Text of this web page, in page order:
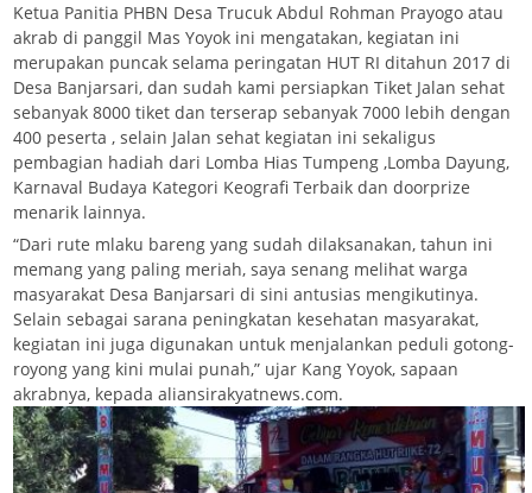
Ketua Panitia PHBN Desa Trucuk Abdul Rohman Prayogo atau
akrab di panggil Mas Yoyok ini mengatakan, kegiatan ini
merupakan puncak selama peringatan HUT RI ditahun 2017 di
Desa Banjarsari, dan sudah kami persiapkan Tiket Jalan sehat
sebanyak 8000 tiket dan terserap sebanyak 7000 lebih dengan
400 peserta , selain Jalan sehat kegiatan ini sekaligus
pembagian hadiah dari Lomba Hias Tumpeng ,Lomba Dayung,
Karnaval Budaya Kategori Keografi Terbaik dan doorprize
menarik lainnya.
“Dari rute mlaku bareng yang sudah dilaksanakan, tahun ini
memang yang paling meriah, saya senang melihat warga
masyarakat Desa Banjarsari di sini antusias mengikutinya.
Selain sebagai sarana peningkatan kesehatan masyarakat,
kegiatan ini juga digunakan untuk menjalankan peduli gotong-
royong yang kini mulai punah,” ujar Kang Yoyok, sapaan
akrabnya, kepada aliansirakyatnews.com.